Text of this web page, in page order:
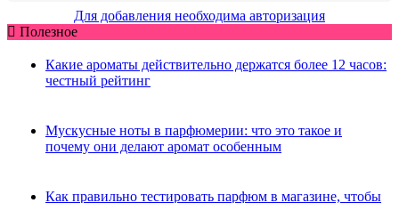
Для добавления необходима авторизация
Полезное
Какие ароматы действительно держатся более 12 часов:
честный рейтинг
Мускусные ноты в парфюмерии: что это такое и
почему они делают аромат особенным
Как правильно тестировать парфюм в магазине, чтобы